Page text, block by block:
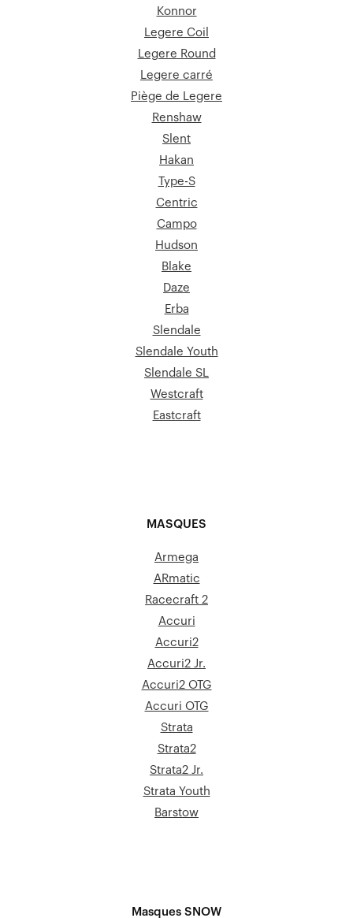
Konnor
Legere Coil
Legere Round
Legere carré
Piège de Legere
Renshaw
Slent
Hakan
Type-S
Centric
Campo
Hudson
Blake
Daze
Erba
Slendale
Slendale Youth
Slendale SL
Westcraft
Eastcraft
MASQUES
Armega
ARmatic
Racecraft 2
Accuri
Accuri2
Accuri2 Jr.
Accuri2 OTG
Accuri OTG
Strata
Strata2
Strata2 Jr.
Strata Youth
Barstow
Masques SNOW